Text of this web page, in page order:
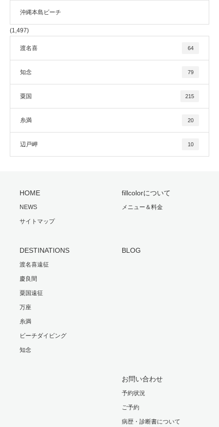
沖縄本島ビーチ
(1,497)
渡名喜 64
知念 79
粟国 215
糸満 20
辺戸岬 10
HOME
NEWS
サイトマップ
fillcolorについて
メニュー＆料金
DESTINATIONS
渡名喜遠征
慶良間
粟国遠征
万座
糸満
ビーチダイビング
知念
BLOG
お問い合わせ
予約状況
ご予約
病歴・診断書について